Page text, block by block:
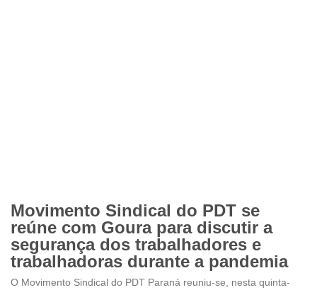
Movimento Sindical do PDT se
reúne com Goura para discutir a
segurança dos trabalhadores e
trabalhadoras durante a pandemia
O Movimento Sindical do PDT Paraná reuniu-se, nesta quinta-